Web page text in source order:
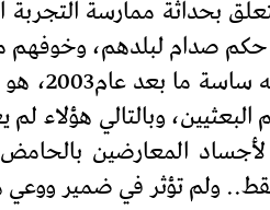
بحداثة ممارسة
صدام لبلدهم، وخوفهم
أخطر
وبالتالي هؤلاء
المعارضين
ولم تؤثر في ضمير